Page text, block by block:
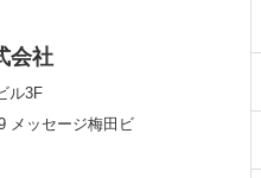
立した
店。
会社
ル3F
メッセージ梅田ビ